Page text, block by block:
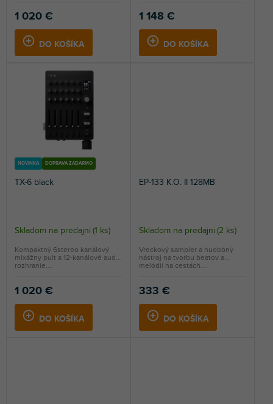
1 020 €
DO KOŠÍKA
1 148 €
DO KOŠÍKA
NOVINKA DOPRAVA ZADARMO
TX-6 black
Skladom na predajni (1 ks)
1 020 €
DO KOŠÍKA
Kompaktný 6stereo kanálový
mixážny pult a 12-kanálové audio
rozhranie....
EP-133 K.O. II 128MB
Skladom na predajni (2 ks)
333 €
DO KOŠÍKA
Vreckový sampler a hudobný
nástroj na tvorbu beatov a
melódií na cestách....